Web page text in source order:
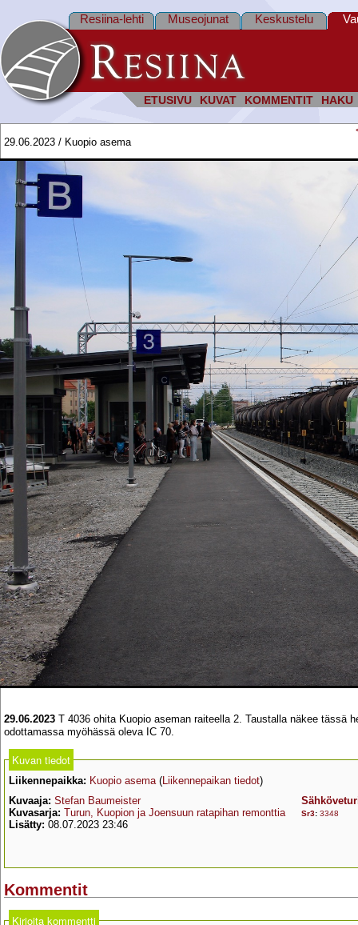
ETUSIVU KUVAT KOMMENTIT HAKU
Resiina-lehti Museojunat Keskustelu
29.06.2023 / Kuopio asema
29.06.2023 T 4036 ohita Kuopio aseman raiteella 2. Taustalla näkee tässä
odottamassa myöhässä oleva IC 70.
Kuvan tiedot
Liikennepaikka: Kuopio asema(Liikennepaikan tiedot)
Kuvaaja: Stefan Baumeister
Kuvasarja: Turun, Kuopion ja Joensuun ratapihan remonttia
Lisätty: 08.07.2023 23:46
Sr3: 3348
Kommentit
Kirjoita kommentti